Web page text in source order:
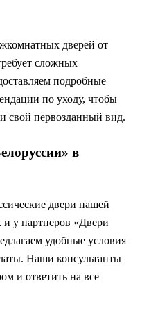
дверей от
сложных
подробные
по уходу, чтобы
свой первозданный вид.
в
двери нашей
у партнеров «Двери
удобные условия
Наши консультанты
и ответить на все